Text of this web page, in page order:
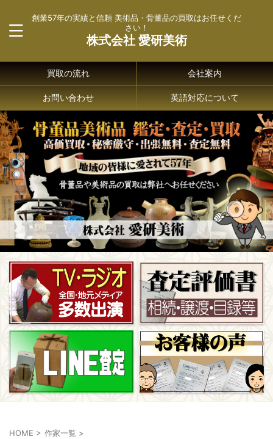
創業57年の実績と信頼 美術品・骨董品の買取はお任せくだ
さい！
株式会社 愛研美術
買取の流れ 会社案内
お問い合わせ 英語対応について
HOME > 作家一覧 >